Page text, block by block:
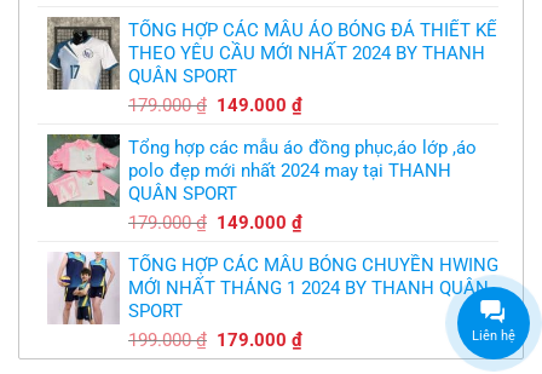
là:
350.000 ₫.
tại
là:
TỔNG HỢP CÁC MẪU ÁO BÓNG ĐÁ THIẾT KẾ
THEO YÊU CẦU MỚI NHẤT 2024 BY THANH
QUÂN SPORT
179.000₫ Giá
là:
179.000 ₫.
149.000₫Giá
tại
là:
Tổng hợp các mẫu áo đồng phục,áo lớp ,áo
polo đẹp mới nhất 2024 may tại THANH
QUÂN SPORT
179.000₫ Giá
là:
179.000 ₫.
149.000₫Giá
tại
là:
TỔNG HỢP CÁC MẪU BÓNG CHUYỀN HWING
MỚI NHẤT THÁNG 1 2024 BY THANH QUÂN
SPORT
199.000₫ Giá
gốc
179.000₫Giá
hiện
Liên hệ